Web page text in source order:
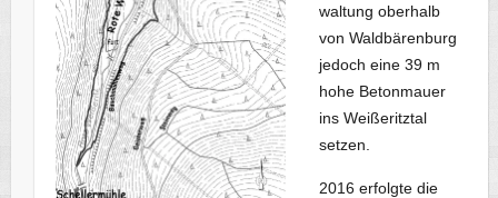
waltung oberhalb
von Waldbärenburg
jedoch eine 39 m
hohe Betonmauer
ins Weißeritztal
setzen.
2016 erfolgte die